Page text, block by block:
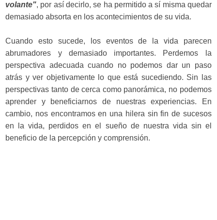
volante", por así decirlo, se ha permitido a sí misma quedar
demasiado absorta en los acontecimientos de su vida.
Cuando esto sucede, los eventos de la vida parecen
abrumadores y demasiado importantes. Perdemos la
perspectiva adecuada cuando no podemos dar un paso
atrás y ver objetivamente lo que está sucediendo. Sin las
perspectivas tanto de cerca como panorámica, no podemos
aprender y beneficiarnos de nuestras experiencias. En
cambio, nos encontramos en una hilera sin fin de sucesos
en la vida, perdidos en el sueño de nuestra vida sin el
beneficio de la percepción y comprensión.